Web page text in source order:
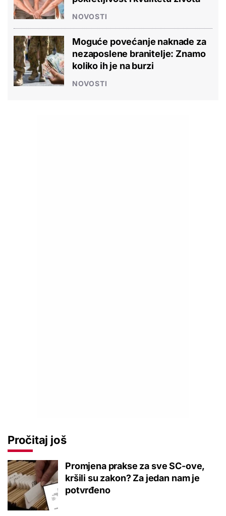
NOVOSTI
Moguće povećanje naknade za
nezaposlene branitelje: Znamo
koliko ih je na burzi
NOVOSTI
Pročitaj još
Promjena prakse za sve SC-ove,
kršili su zakon? Za jedan nam je
potvrđeno